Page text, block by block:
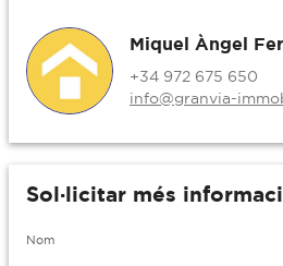
Miquel Àngel
+34 972 675 650
info@granvia-
Sol·licitar més
Nom